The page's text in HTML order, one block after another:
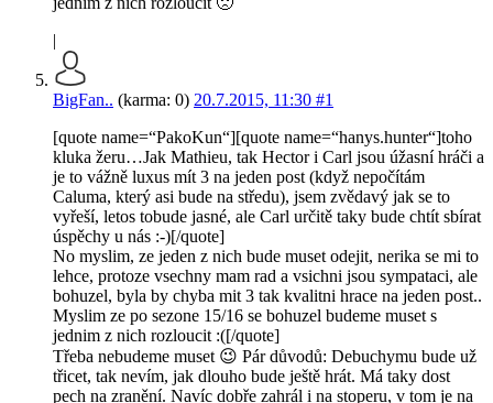
|
BigFan.. (karma: 0) 20.7.2015, 11:30 #1
[quote name=“PakoKun“][quote name=“hanys.hunter“]toho
kluka žeru…Jak Mathieu, tak Hector i Carl jsou úžasní hráči a
je to vážně luxus mít 3 na jeden post (když nepočítám
Caluma, který asi bude na středu), jsem zvědavý jak se to
vyřeší, letos tobude jasné, ale Carl určitě taky bude chtít sbírat
úspěchy u nás :-)[/quote]
No myslim, ze jeden z nich bude muset odejit, nerika se mi to
lehce, protoze vsechny mam rad a vsichni jsou sympataci, ale
bohuzel, byla by chyba mit 3 tak kvalitni hrace na jeden post..
Myslim ze po sezone 15/16 se bohuzel budeme muset s
jednim z nich rozloucit :([/quote]
Třeba nebudeme muset 😉 Pár důvodů: Debuchymu bude už
třicet, tak nevím, jak dlouho bude ještě hrát. Má taky dost
pech na zranění. Navíc dobře zahrál i na stoperu, v tom je na